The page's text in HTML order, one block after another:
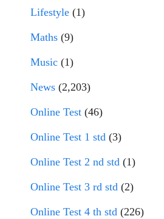
Lifestyle (1)
Maths (9)
Music (1)
News (2,203)
Online Test (46)
Online Test 1 std (3)
Online Test 2 nd std (1)
Online Test 3 rd std (2)
Online Test 4 th std (226)